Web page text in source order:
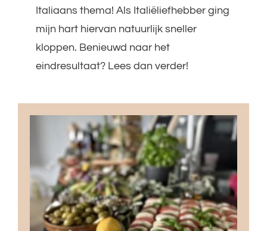
Italiaans thema! Als Italiëliefhebber ging
mijn hart hiervan natuurlijk sneller
kloppen. Benieuwd naar het
eindresultaat? Lees dan verder!